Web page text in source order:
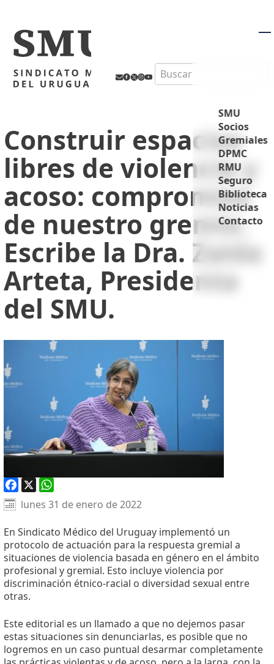
Search
SMU
Socios
Gremiales
DPMC
RMU
Seguro
Biblioteca
Noticias
Contacto
Construir espacios
libres de violencia y
acoso: compromiso
de nuestro gremio.
Escribe la Dra. Zaida
Arteta, Presidenta
del SMU.
Facebook
X WhatsApp
lunes 31 de enero de 2022
En Sindicato Médico del Uruguay implementó un
protocolo de actuación para la respuesta gremial a
situaciones de violencia basada en género en el ámbito
profesional y gremial. Esto incluye violencia por
discriminación étnico-racial o diversidad sexual entre
otras.
Este editorial es un llamado a que no dejemos pasar
estas situaciones sin denunciarlas, es posible que no
logremos en un caso puntual desarmar completamente